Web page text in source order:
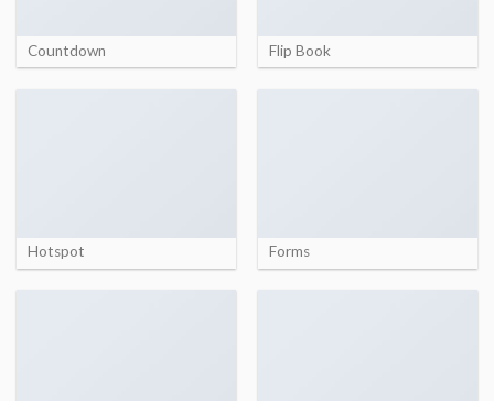
Countdown Flip Book
Hotspot Forms